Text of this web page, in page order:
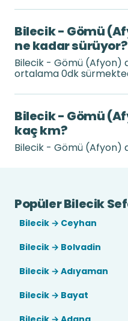
Bilecik - Gömü
ne kadar sürüyor?
Bilecik - Gömü (Afyon)
ortalama 0dk
Bilecik - Gömü
kaç km?
Bilecik - Gömü (Afyon)
Popüler Bilecik
Bilecik → Ceyhan
Bilecik → Bolvadin
Bilecik → Adıyaman
Bilecik → Bayat